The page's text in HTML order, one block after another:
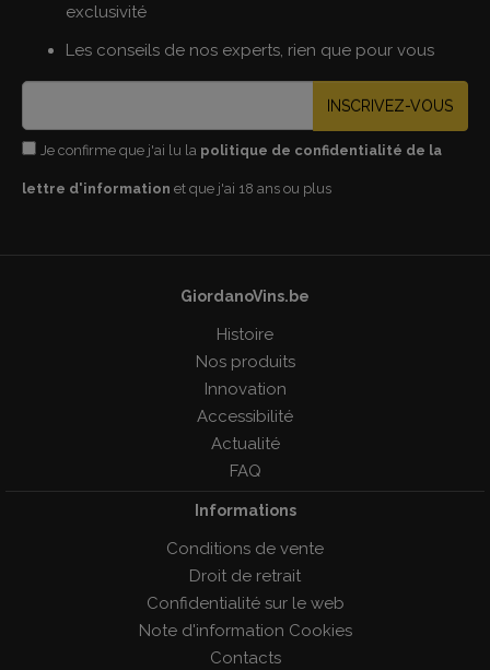
exclusivité
Les conseils de nos experts, rien que pour vous
INSCRIVEZ-VOUS
Je confirme que j'ai lu la politique de confidentialité de la
lettre d'information et que j'ai 18 ans ou plus
GiordanoVins.be
Histoire
Nos produits
Innovation
Accessibilité
Actualité
FAQ
Informations
Conditions de vente
Droit de retrait
Confidentialité sur le web
Note d'information Cookies
Contacts